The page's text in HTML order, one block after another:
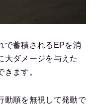
で蓄積されるEPを消
大ダメージを与えた
ます。
動順を無視して発動で